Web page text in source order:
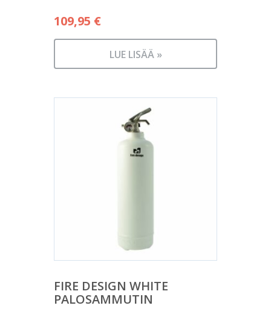
109,95 €
LUE LISÄÄ »
FIRE DESIGN WHITE
PALOSAMMUTIN